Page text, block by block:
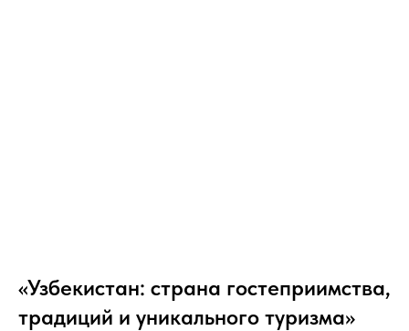
«Узбекистан: страна гостеприимства,
традиций и уникального туризма»